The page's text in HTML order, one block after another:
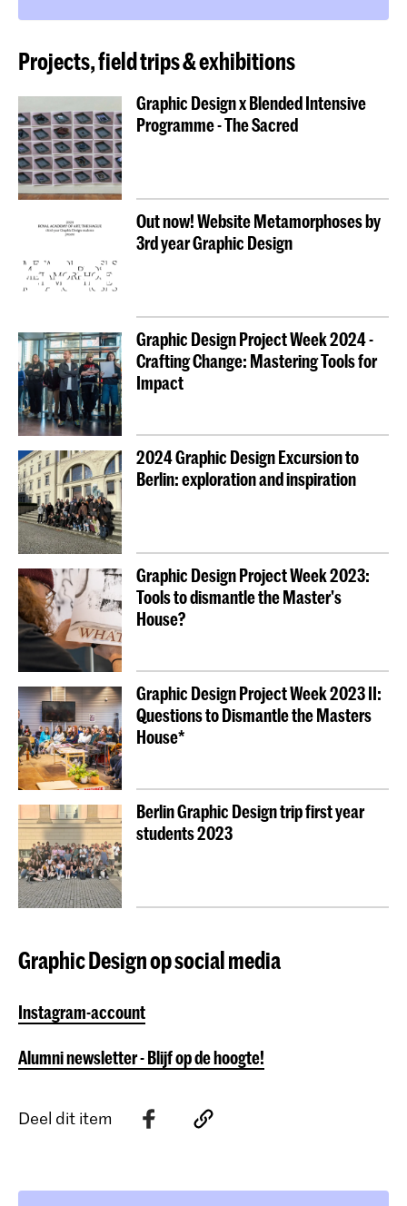
Projects, field trips & exhibitions
Graphic Design x Blended Intensive
Programme - The Sacred
Out now! Website Metamorphoses by
3rd year Graphic Design
Graphic Design Project Week 2024 -
Crafting Change: Mastering Tools for
Impact
2024 Graphic Design Excursion to
Berlin: exploration and inspiration
Graphic Design Project Week 2023:
Tools to dismantle the Master's
House?
Graphic Design Project Week 2023 II:
Questions to Dismantle the Masters
House*
Berlin Graphic Design trip first year
students 2023
Graphic Design op social media
Instagram-account
Alumni newsletter - Blijf op de hoogte!
Deel dit item